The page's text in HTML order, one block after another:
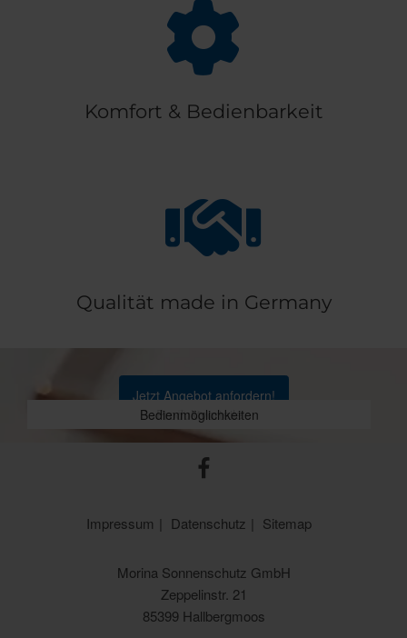
Deckenlauftore
Rollgitter
Torprofile
Rolltore
Produktvorteile
Bedienmöglichkeiten
Komfort & Bedienbarkeit
Qualität made in Germany
Jetzt Angebot anfordern!
Impressum Datenschutz Sitemap
Morina Sonnenschutz GmbH
Zeppelinstr. 21
85399 Hallbergmoos